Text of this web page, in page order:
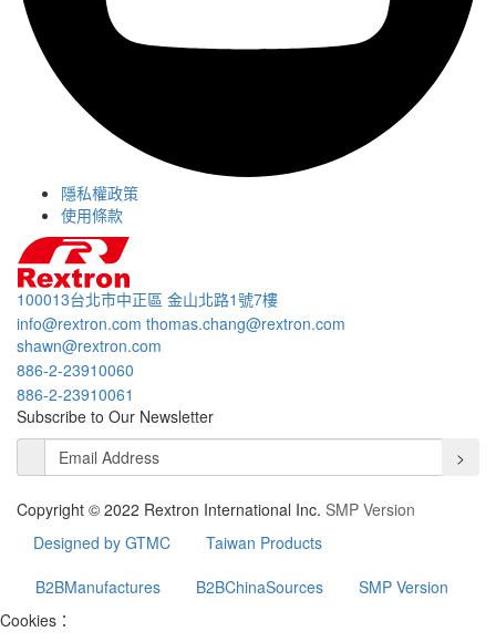
隱私權政策
使用條款
100013台北市中正區 金山北路1號7樓
info@rextron.com thomas.chang@rextron.com
shawn@rextron.com
886-2-23910060
886-2-23910061
Subscribe to Our Newsletter
>
Copyright © 2022 Rextron International Inc. SMP Version
Designed by GTMC
Taiwan Products
B2BManufactures
B2BChinaSources
SMP Version
Cookies：